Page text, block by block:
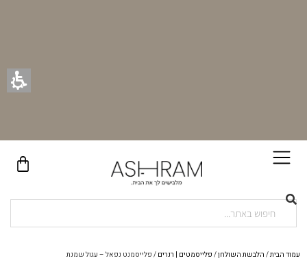
עמוד הבית/ הלבשת השולחן/ פלייסמטים | רנרים / פלייסמנט נפאל – עגול שמנת